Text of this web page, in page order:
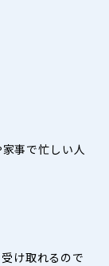
事で忙しい人
け取れるので